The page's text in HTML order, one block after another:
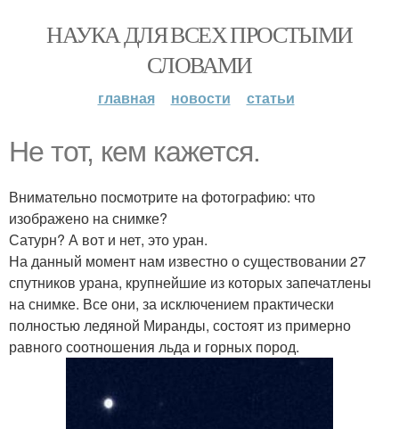
НАУКА ДЛЯ ВСЕХ ПРОСТЫМИ
СЛОВАМИ
главная новости статьи
Не тот, кем кажется.
Внимательно посмотрите на фотографию: что
изображено на снимке?
Сатурн? А вот и нет, это уран.
На данный момент нам известно о существовании 27
спутников урана, крупнейшие из которых запечатлены
на снимке. Все они, за исключением практически
полностью ледяной Миранды, состоят из примерно
равного соотношения льда и горных пород.